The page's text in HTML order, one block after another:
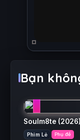
Bạn
1
Soulm8te (2026)
Phim Lẻ Phụ đề